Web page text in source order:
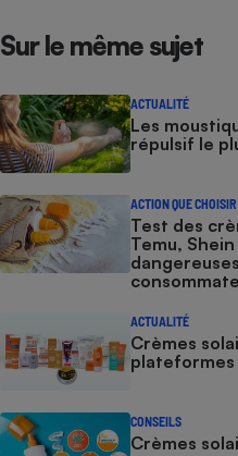
Sur le même sujet
ACTUALITÉ
Les
répulsif le
ACTION QUE
Test des
Temu,
ACTUALITÉ
Crèmes
plateformes
CONSEILS
Crèmes